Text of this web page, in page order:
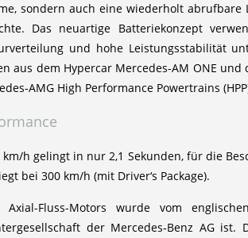
sondern auch eine wiederholt
Das neuartige Batteriekonzept
und hohe Leistungsstabilität
aus dem Hypercar Mercedes-AM ONE
High Performance Powertrains
h gelingt in nur 2,1 Sekunden, für die
bei 300 km/h (mit Driver‘s Package).
Fluss-Motors wurde vom
der Mercedes‑Benz AG